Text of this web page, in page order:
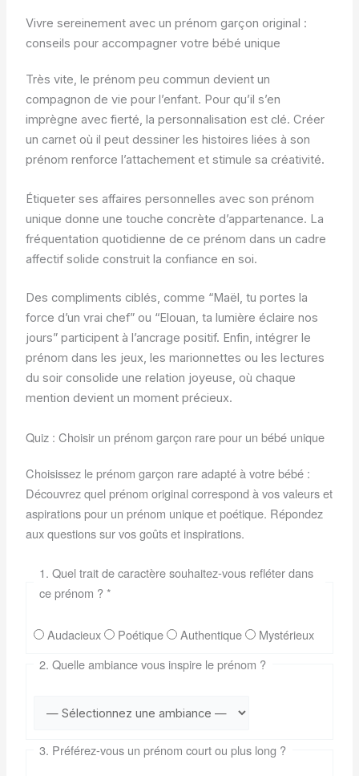
Vivre sereinement avec un prénom garçon original :
conseils pour accompagner votre bébé unique
Très vite, le prénom peu commun devient un
compagnon de vie pour l’enfant. Pour qu’il s’en
imprègne avec fierté, la personnalisation est clé. Créer
un carnet où il peut dessiner les histoires liées à son
prénom renforce l’attachement et stimule sa créativité.
Étiqueter ses affaires personnelles avec son prénom
unique donne une touche concrète d’appartenance. La
fréquentation quotidienne de ce prénom dans un cadre
affectif solide construit la confiance en soi.
Des compliments ciblés, comme “Maël, tu portes la
force d’un vrai chef” ou “Elouan, ta lumière éclaire nos
jours” participent à l’ancrage positif. Enfin, intégrer le
prénom dans les jeux, les marionnettes ou les lectures
du soir consolide une relation joyeuse, où chaque
mention devient un moment précieux.
Quiz : Choisir un prénom garçon rare pour un bébé unique
Choisissez le prénom garçon rare adapté à votre bébé :
Découvrez quel prénom original correspond à vos valeurs et
aspirations pour un prénom unique et poétique. Répondez
aux questions sur vos goûts et inspirations.
1. Quel trait de caractère souhaitez-vous refléter dans
ce prénom ?*
Audacieux Poétique Authentique
Mystérieux
2. Quelle ambiance vous inspire le prénom ?
3. Préférez-vous un prénom court ou plus long ?